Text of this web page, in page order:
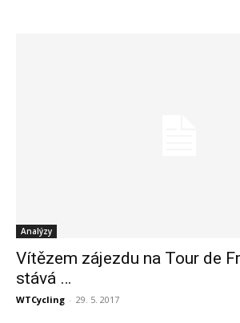
Analýzy
Vítězem zájezdu na Tour de
stává …
WTCycling - 29. 5. 2017